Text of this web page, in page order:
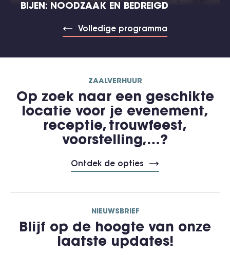
BIJEN: NOODZAAK EN BEDREIGD
Volledige programma
ZAALVERHUUR
Op zoek naar een geschikte
locatie voor je evenement,
receptie, trouwfeest,
voorstelling,…?
Ontdek de opties
NIEUWSBRIEF
Blijf op de hoogte van onze
laatste updates!